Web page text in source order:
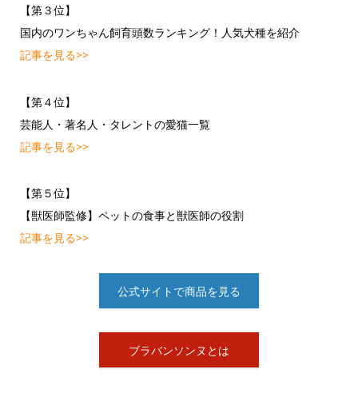
【第３位】
国内のワンちゃん飼育頭数ランキング！人気犬種を紹介
記事を見る>>
【第４位】
芸能人・著名人・タレントの愛猫一覧
記事を見る>>
【第５位】
【獣医師監修】ペットの食事と獣医師の役割
記事を見る>>
公式サイトで商品を見る
ブラバンソンヌとは